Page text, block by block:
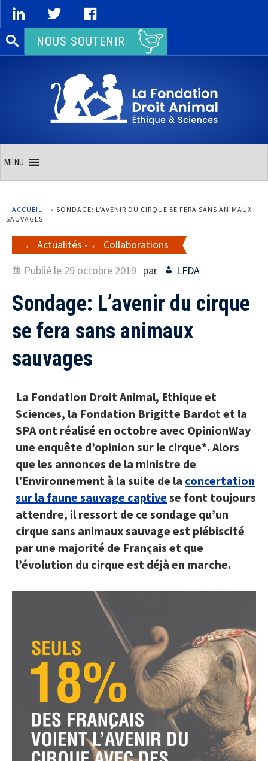
Rechercher :NOUS SOUTENIR
MENU
ACCUEIL » SONDAGE: L’AVENIR DU CIRQUE SE FERA SANS ANIMAUX
SAUVAGES
Actualités -
Collaborations
Publié le 29 octobre 2019 par LFDA
Sondage: L’avenir du cirque
se fera sans animaux
sauvages
La Fondation Droit Animal, Ethique et
Sciences, la Fondation Brigitte Bardot et la
SPA ont réalisé en octobre avec OpinionWay
une enquête d’opinion sur le cirque*. Alors
que les annonces de la ministre de
l’Environnement à la suite de la concertation
sur la faune sauvage captive se font toujours
attendre, il ressort de ce sondage qu’un
cirque sans animaux sauvage est plébiscité
par une majorité de Français et que
l’évolution du cirque est déjà en marche.